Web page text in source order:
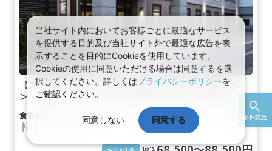
条件変更
【スタンダード】ホテル京阪札幌 基本プラン＜食事なし
＞ 【禁煙】☆セミダブル（15平米）(1名～2名1室)
食事なし 1～2名 セミダブル
当社サイト内においてお客様ごとに最適なサービス
を提供する目的及び当社サイト外で最適な広告を表
示することを目的にCookieを使用しています。
Cookieの使用に同意いただける場合は同意するを選
択してください。詳しくはプライバシーポリシーを
ご確認ください。
同意しない 同意する